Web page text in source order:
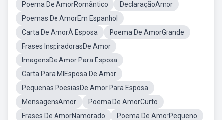
Poema De AmorRomântico
DeclaraçãoAmor
Poemas De AmorEm Espanhol
Carta De AmorÀ Esposa
Poema De AmorGrande
Frases InspiradorasDe Amor
ImagensDe Amor Para Esposa
Carta Para MIEsposa De Amor
Pequenas PoesiasDe Amor Para Esposa
MensagensAmor
Poema De AmorCurto
Frases De AmorNamorado
Poema De AmorPequeno